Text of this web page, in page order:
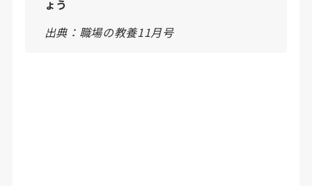
ょう
出典：職場の教養11月号